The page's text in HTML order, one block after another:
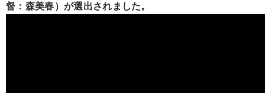
督：森美春）が選出されました。